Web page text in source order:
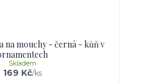
na mouchy - černá - kůň v
169 Kč/ks
Skladem